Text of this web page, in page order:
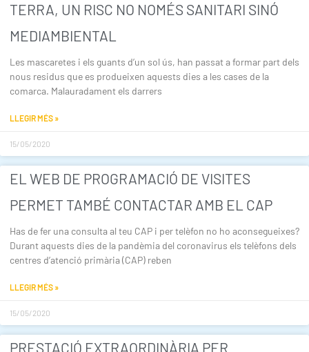
TERRA, UN RISC NO NOMÉS SANITARI SINÓ
MEDIAMBIENTAL
Les mascaretes i els guants d’un sol ús, han passat a formar part dels
nous residus que es produeixen aquests dies a les cases de la
comarca. Malauradament els darrers
LLEGIR MÉS »
15/05/2020
EL WEB DE PROGRAMACIÓ DE VISITES
PERMET TAMBÉ CONTACTAR AMB EL CAP
Has de fer una consulta al teu CAP i per telèfon no ho aconsegueixes?
Durant aquests dies de la pandèmia del coronavirus els telèfons dels
centres d’atenció primària (CAP) reben
LLEGIR MÉS »
15/05/2020
PRESTACIÓ EXTRAORDINÀRIA PER